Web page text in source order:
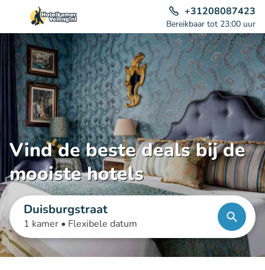
+31208087423
Bereikbaar tot 23:00 uur
Vind de beste deals bij de
mooiste hotels
Duisburgstraat
1 kamer • Flexibele datum